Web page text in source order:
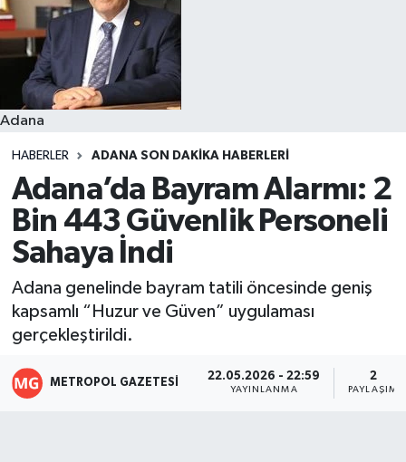
Adana
HABERLER ADANA SON DAKIKA HABERLERI
Adana’da Bayram Alarmı: 2
Bin 443 Güvenlik Personeli
Sahaya İndi
Adana genelinde bayram tatili öncesinde geniş
kapsamlı “Huzur ve Güven” uygulaması
gerçekleştirildi.
METROPOL GAZETESI 22.05.2026 - 22:59
YAYINLANMA
2
PAYLAŞIM
Resmi İlanlar